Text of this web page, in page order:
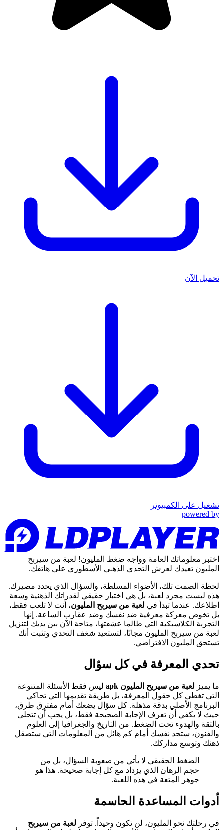
تحميل الآن
تشغيل على الكمبيوتر
powered by
اختبر معلوماتك العامة وواجه ضغط المليون! لعبة من سيربح
المليون تعيدك لعرش التحدي الذهني الأسطوري على هاتفك.
لحظة الصمت تلك، الأضواء المسلطة، والسؤال الذي يحدد مصيرك.
هذه ليست مجرد لعبة، بل هي اختبار حقيقي لقدراتك الذهنية وسعة
اطلاعك. عندما تبدأ في لعبة من سيربح المليون، أنت لا تلعب فقط،
بل تخوض معركة معرفية ضد نفسك وضد عقارب الساعة. إنها
التجربة الكلاسيكية التي طالما عشقتها، متاحة الآن بين يديك لتنزيل
لعبة من سيربح المليون مجانًا، لتستعيد شغف التحدي وتثبت أنك
تستحق المليون الافتراضي.
تحدي المعرفة في كل سؤال
ما يميز لعبة من سيربح المليون apk
ليس فقط الأسئلة المتنوعة
التي تغطي كل حقول المعرفة، بل طريقة تقديمها التي تحاكي
البرنامج الأصلي بدقة مذهلة. كل سؤال يضعك أمام مفترق طرق،
حيث لا يكفي أن تعرف الإجابة الصحيحة فقط، بل يجب أن تتحلى
بالثقة والهدوء تحت الضغط. من التاريخ والجغرافيا إلى العلوم
والفنون، ستجد نفسك أمام كم هائل من المعلومات التي ستصقل
ذهنك وتوسع مداركك.
الضغط الحقيقي لا يأتي من صعوبة السؤال، بل من
حجم الرهان الذي يزداد مع كل إجابة صحيحة. هذا هو
جوهر المتعة في هذه اللعبة.
أدوات المساعدة الحاسمة
في رحلتك نحو المليون، لن تكون وحيداً. توفر لعبة من سيربح